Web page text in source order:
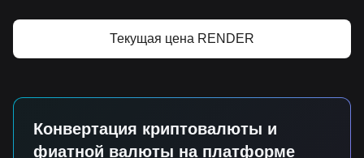
Текущая цена RENDER
Конвертация криптовалюты и
фиатной валюты на платформе